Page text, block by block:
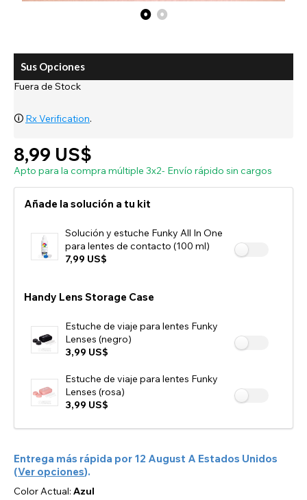
Sus Opciones
Fuera de Stock
🛈 Rx Verification.
8,99 US$
Apto para la compra múltiple 3x2- Envío rápido sin cargos
Añade la solución a tu kit
Solución y estuche Funky All In One
para lentes de contacto (100 ml)
7,99 US$
Handy Lens Storage Case
Estuche de viaje para lentes Funky
Lenses (negro)
3,99 US$
Estuche de viaje para lentes Funky
Lenses (rosa)
3,99 US$
Entrega más rápida por 12 August A Estados Unidos
(Ver opciones).
Color Actual: Azul